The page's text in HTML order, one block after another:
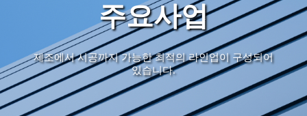
주요사업
제조에서 시공까지 가능한 최적의 라인업이 구성되어
있습니다.